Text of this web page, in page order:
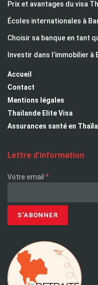
Prix et avantages du visa
Écoles internationales à
Choisir sa banque en tant
Investir dans l’immobilier à
Accueil
Contact
Mentions légales
Thailande Elite Visa
Assurances santé en
Lettre d’information
Votre email *